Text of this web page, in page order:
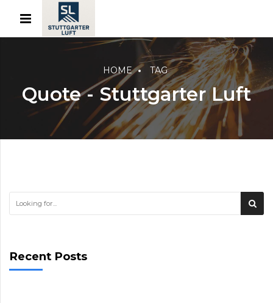
HOME TAG
Quote - Stuttgarter Luft
Recent Posts